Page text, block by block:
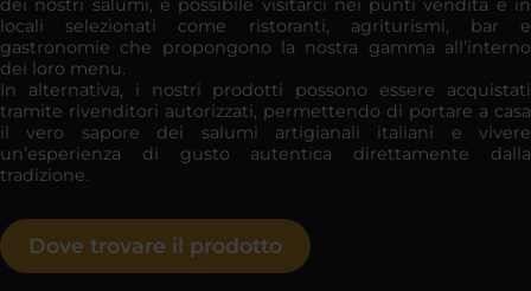
dei nostri salumi, è possibile visitarci nei punti vendita e in
locali selezionati come ristoranti, agriturismi, bar e
gastronomie che propongono la nostra gamma all’interno
dei loro menu.
In alternativa, i nostri prodotti possono essere acquistati
tramite rivenditori autorizzati, permettendo di portare a casa
il vero sapore dei salumi artigianali italiani e vivere
un’esperienza di gusto autentica direttamente dalla
tradizione.
Dove trovare il prodotto